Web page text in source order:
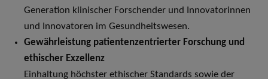
Generation klinischer Forschender und Innovatorinnen
und Innovatoren im Gesundheitswesen.
Gewährleistung patientenzentrierter Forschung und
ethischer Exzellenz
Einhaltung höchster ethischer Standards sowie der